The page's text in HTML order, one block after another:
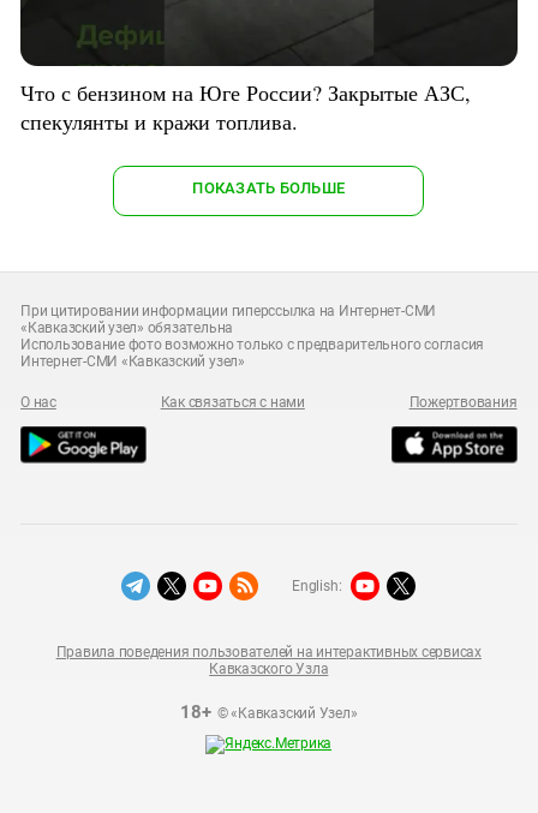
Что с бензином на Юге России? Закрытые АЗС,
спекулянты и кражи топлива.
ПОКАЗАТЬ БОЛЬШЕ
При цитировании информации гиперссылка на Интернет-СМИ
«Кавказский узел» обязательна
Использование фото возможно только с предварительного согласия
Интернет-СМИ «Кавказский узел»
О нас Как связаться с нами Пожертвования
18+© «Кавказский Узел»
Правила поведения пользователей на интерактивных сервисах
Кавказского Узла
English: